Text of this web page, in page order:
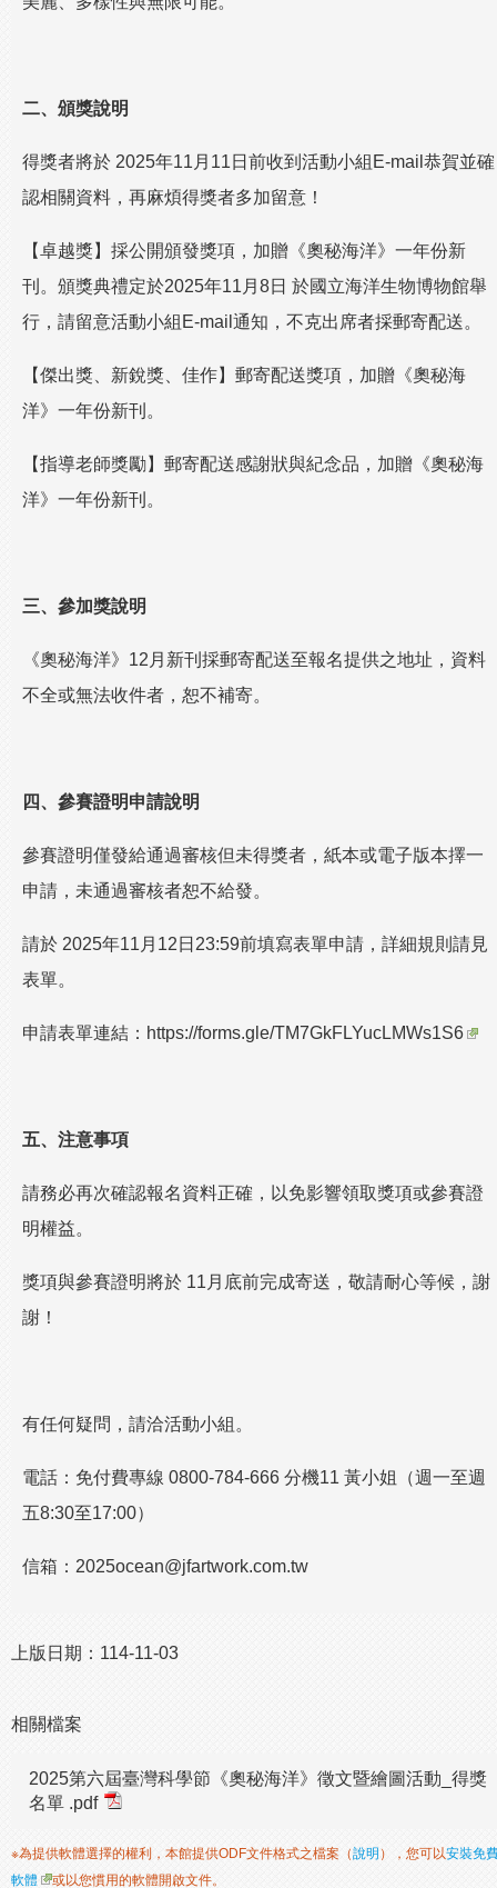
二、頒獎說明
得獎者將於 2025年11月11日前收到活動小組E-mail恭賀並確
認相關資料，再麻煩得獎者多加留意！
【卓越獎】採公開頒發獎項，加贈《奧秘海洋》一年份新
刊。頒獎典禮定於2025年11月8日 於國立海洋生物博物館舉
行，請留意活動小組E-mail通知，不克出席者採郵寄配送。
【傑出獎、新銳獎、佳作】郵寄配送獎項，加贈《奧秘海
洋》一年份新刊。
【指導老師獎勵】郵寄配送感謝狀與紀念品，加贈《奧秘海
洋》一年份新刊。
三、參加獎說明
《奧秘海洋》12月新刊採郵寄配送至報名提供之地址，資料
不全或無法收件者，恕不補寄。
四、參賽證明申請說明
參賽證明僅發給通過審核但未得獎者，紙本或電子版本擇一
申請，未通過審核者恕不給發。
請於 2025年11月12日23:59前填寫表單申請，詳細規則請見
表單。
申請表單連結： https://forms.gle/TM7GkFLYucLMWs1S6
五、注意事項
請務必再次確認報名資料正確，以免影響領取獎項或參賽證
明權益。
獎項與參賽證明將於 11月底前完成寄送，敬請耐心等候，謝
謝！
有任何疑問，請洽活動小組。
電話：免付費專線 0800-784-666 分機11 黃小姐（週一至週
五8:30至17:00）
信箱：2025ocean@jfartwork.com.tw
上版日期： 114-11-03
相關檔案
2025第六屆臺灣科學節《奧秘海洋》徵文暨繪圖活動_得獎
名單 .pdf
※為提供軟體選擇的權利，本館提供ODF文件格式之檔案（說明 ），您可以安裝免
軟體
或以您慣用的軟體開啟文件。